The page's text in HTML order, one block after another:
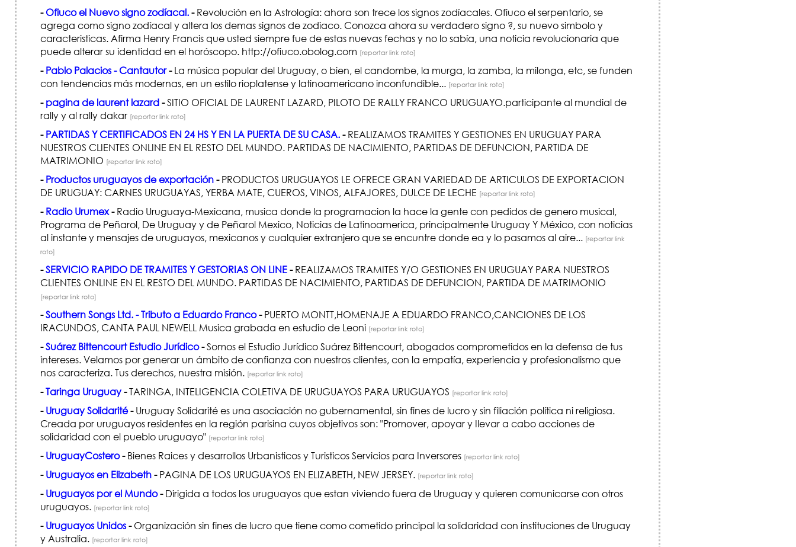
- Ofiuco el Nuevo signo zodíacal.-Revolución en la Astrología: ahora son trece los signos zodíacales. Ofiuco el serpentario, se
agrega como signo zodíacal y altera los demas signos de zodiaco. Conozca ahora su verdadero signo ?, su nuevo simbolo y
caracteristicas. Afirma Henry Francis que usted siempre fue de estas nuevas fechas y no lo sabía, una noticia revolucionaria que
puede alterar su identidad en el horóscopo. http://ofiuco.obolog.com [reportar link roto]
- Pablo Palacios - Cantautor-La música popular del Uruguay, o bien, el candombe, la murga, la zamba, la milonga, etc, se funden
con tendencias más modernas, en un estilo rioplatense y latinoamericano inconfundible... [reportar link roto]
- pagina de laurent lazard-SITIO OFICIAL DE LAURENT LAZARD, PILOTO DE RALLY FRANCO URUGUAYO.participante al mundial de
rally y al rally dakar [reportar link roto]
- PARTIDAS Y CERTIFICADOS EN 24 HS Y EN LA PUERTA DE SU CASA.-REALIZAMOS TRAMITES Y GESTIONES EN URUGUAY PARA
NUESTROS CLIENTES ONLINE EN EL RESTO DEL MUNDO. PARTIDAS DE NACIMIENTO, PARTIDAS DE DEFUNCION, PARTIDA DE
MATRIMONIO [reportar link roto]
- Productos uruguayos de exportación-PRODUCTOS URUGUAYOS LE OFRECE GRAN VARIEDAD DE ARTICULOS DE EXPORTACION
DE URUGUAY: CARNES URUGUAYAS, YERBA MATE, CUEROS, VINOS, ALFAJORES, DULCE DE LECHE [reportar link roto]
- Radio Urumex-Radio Uruguaya-Mexicana, musica donde la programacion la hace la gente con pedidos de genero musical,
Programa de Peñarol, De Uruguay y de Peñarol Mexico, Noticias de Latinoamerica, principalmente Uruguay Y México, con noticias
al instante y mensajes de uruguayos, mexicanos y cualquier extranjero que se encuntre donde ea y lo pasamos al aire... [reportar link
roto]
-SERVICIO RAPIDO DE TRAMITES Y GESTORIAS ON LINE-REALIZAMOS TRAMITES Y/O GESTIONES EN URUGUAY PARA NUESTROS
CLIENTES ONLINE EN EL RESTO DEL MUNDO. PARTIDAS DE NACIMIENTO, PARTIDAS DE DEFUNCION, PARTIDA DE MATRIMONIO
[reportar link roto]
-Southern Songs Ltd. - Tributo a Eduardo Franco-PUERTO MONTT,HOMENAJE A EDUARDO FRANCO,CANCIONES DE LOS
IRACUNDOS, CANTA PAUL NEWELL Musica grabada en estudio de Leoni [reportar link roto]
-Suárez Bittencourt Estudio Jurídico-Somos el Estudio Jurídico Suárez Bittencourt, abogados comprometidos en la defensa de tus
intereses. Velamos por generar un ámbito de confianza con nuestros clientes, con la empatía, experiencia y profesionalismo que
nos caracteriza. Tus derechos, nuestra misión. [reportar link roto]
-Taringa Uruguay-TARINGA, INTELIGENCIA COLETIVA DE URUGUAYOS PARA URUGUAYOS [reportar link roto]
- Uruguay Solidarité-Uruguay Solidarité es una asociación no gubernamental, sin fines de lucro y sin filiación política ni religiosa.
Creada por uruguayos residentes en la región parisina cuyos objetivos son: "Promover, apoyar y Ilevar a cabo acciones de
solidaridad con el pueblo uruguayo" [reportar link roto]
- UruguayCostero-Bienes Raices y desarrollos Urbanisticos y Turisticos Servicios para Inversores [reportar link roto]
- Uruguayos en Elizabeth-PAGINA DE LOS URUGUAYOS EN ELIZABETH, NEW JERSEY. [reportar link roto]
- Uruguayos por el Mundo-Dirigida a todos los uruguayos que estan viviendo fuera de Uruguay y quieren comunicarse con otros
uruguayos. [reportar link roto]
- Uruguayos Unidos-Organización sin fines de lucro que tiene como cometido principal la solidaridad con instituciones de Uruguay
y Australia. [reportar link roto]